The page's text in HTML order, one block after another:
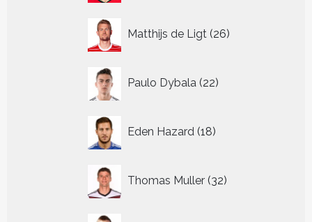
Matthijs de Ligt 26
producten
Paulo Dybala 22
producten
Eden Hazard 18
producten
Thomas Muller 32
producten